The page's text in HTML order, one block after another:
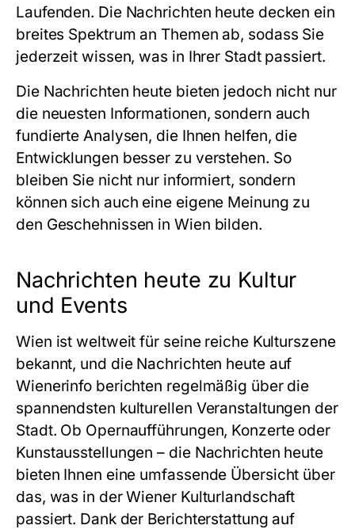
Laufenden. Die Nachrichten heute decken ein
breites Spektrum an Themen ab, sodass Sie
jederzeit wissen, was in Ihrer Stadt passiert.
Die Nachrichten heute bieten jedoch nicht nur
die neuesten Informationen, sondern auch
fundierte Analysen, die Ihnen helfen, die
Entwicklungen besser zu verstehen. So
bleiben Sie nicht nur informiert, sondern
können sich auch eine eigene Meinung zu
den Geschehnissen in Wien bilden.
Nachrichten heute zu Kultur
und Events
Wien ist weltweit für seine reiche Kulturszene
bekannt, und die Nachrichten heute auf
Wienerinfo berichten regelmäßig über die
spannendsten kulturellen Veranstaltungen der
Stadt. Ob Opernaufführungen, Konzerte oder
Kunstausstellungen – die Nachrichten heute
bieten Ihnen eine umfassende Übersicht über
das, was in der Wiener Kulturlandschaft
passiert. Dank der Berichterstattung auf